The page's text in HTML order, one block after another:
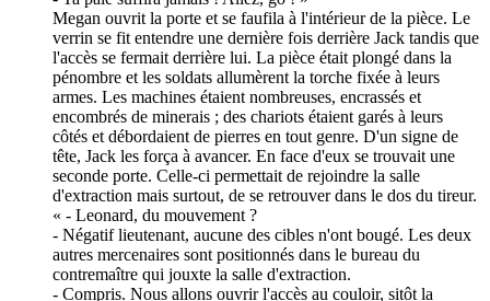
Megan ouvrit la porte et se faufila à l'intérieur de la pièce. Le
verrin se fit entendre une dernière fois derrière Jack tandis que
l'accès se fermait derrière lui. La pièce était plongé dans la
pénombre et les soldats allumèrent la torche fixée à leurs
armes. Les machines étaient nombreuses, encrassés et
encombrés de minerais ; des chariots étaient garés à leurs
côtés et débordaient de pierres en tout genre. D'un signe de
tête, Jack les força à avancer. En face d'eux se trouvait une
seconde porte. Celle-ci permettait de rejoindre la salle
d'extraction mais surtout, de se retrouver dans le dos du tireur.
« - Leonard, du mouvement ?
- Négatif lieutenant, aucune des cibles n'ont bougé. Les deux
autres mercenaires sont positionnés dans le bureau du
contremaître qui jouxte la salle d'extraction.
- Compris. Nous allons ouvrir l'accès au couloir, sitôt la